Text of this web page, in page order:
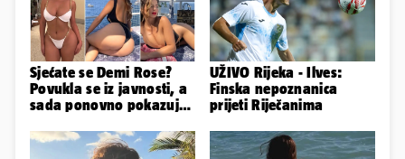
Sjećate se Demi Rose?
Povukla se iz javnosti, a
sada ponovno pokazuje
UŽIVO Rijeka - Ilves:
Finska nepoznanica
prijeti Riječanima